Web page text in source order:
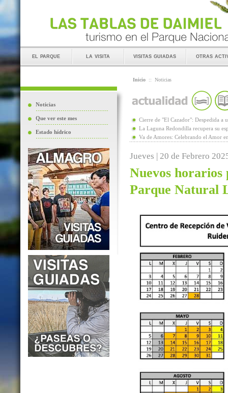
el parque la visita visitas guiadas otras
Noticias
Que ver este mes
Estado hídrico
Inicio :: Noticias
Cierre de "El Cazador": Despedida a
La Laguna Redondilla recupera su
Va de Amores: Celebrando el Amor
Jueves | 20 de Febrero
Nuevos horarios
Parque Natural